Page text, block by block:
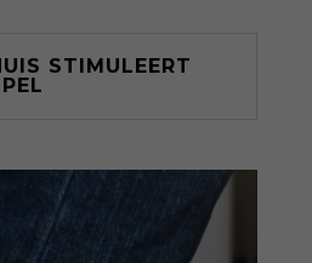
STIMULEERT